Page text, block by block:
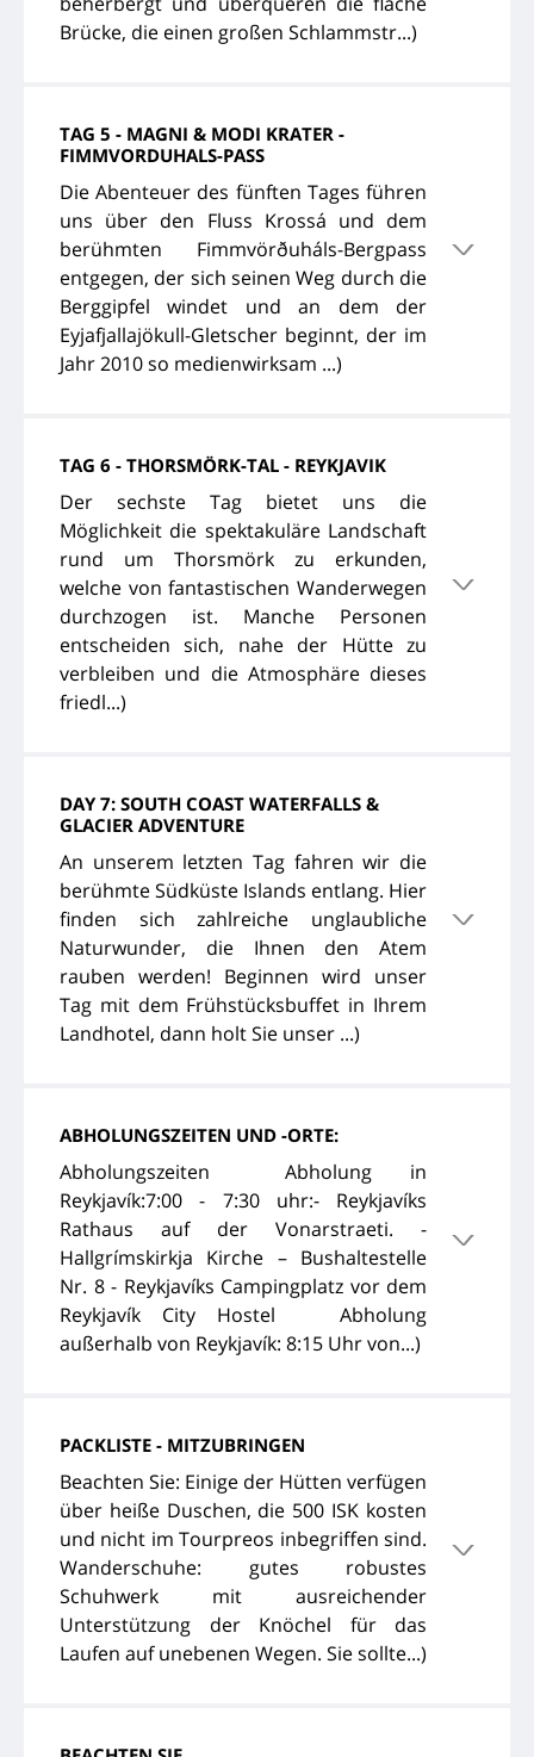
Brücke, die einen großen Schlammstr...)
TAG 5 - MAGNI & MODI KRATER -
FIMMVORDUHALS-PASS
Die Abenteuer des fünften Tages führen
uns über den Fluss Krossá und dem
berühmten Fimmvörðuháls-Bergpass
entgegen, der sich seinen Weg durch die
Berggipfel windet und an dem der
Eyjafjallajökull-Gletscher beginnt, der im
Jahr 2010 so medienwirksam ...)
TAG 6 - THORSMÖRK-TAL - REYKJAVIK
Der sechste Tag bietet uns die
Möglichkeit die spektakuläre Landschaft
rund um Thorsmörk zu erkunden,
welche von fantastischen Wanderwegen
durchzogen ist. Manche Personen
entscheiden sich, nahe der Hütte zu
verbleiben und die Atmosphäre dieses
friedl...)
DAY 7: SOUTH COAST WATERFALLS &
GLACIER ADVENTURE
An unserem letzten Tag fahren wir die
berühmte Südküste Islands entlang. Hier
finden sich zahlreiche unglaubliche
Naturwunder, die Ihnen den Atem
rauben werden! Beginnen wird unser
Tag mit dem Frühstücksbuffet in Ihrem
Landhotel, dann holt Sie unser ...)
ABHOLUNGSZEITEN UND -ORTE:
Abholungszeiten Abholung in
Reykjavík:7:00 - 7:30 uhr:- Reykjavíks
Rathaus auf der Vonarstraeti. -
Hallgrímskirkja Kirche – Bushaltestelle
Nr. 8 - Reykjavíks Campingplatz vor dem
Reykjavík City Hostel Abholung
außerhalb von Reykjavík: 8:15 Uhr von...)
PACKLISTE - MITZUBRINGEN
Beachten Sie: Einige der Hütten verfügen
über heiße Duschen, die 500 ISK kosten
und nicht im Tourpreos inbegriffen sind.
Wanderschuhe: gutes robustes
Schuhwerk mit ausreichender
Unterstützung der Knöchel für das
Laufen auf unebenen Wegen. Sie sollte...)